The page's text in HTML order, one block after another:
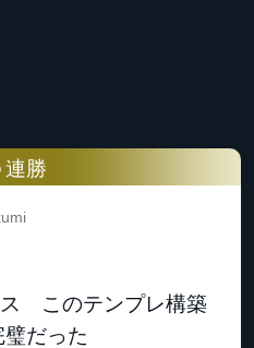
連勝
このテンプレ構築
だった